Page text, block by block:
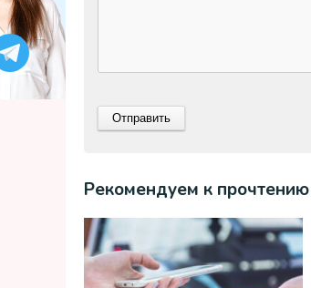
Рекомендуем к прочтению